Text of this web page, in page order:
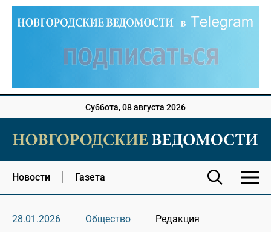
Суббота, 08 августа 2026
Новости Газета
28.01.2026 Общество Редакция